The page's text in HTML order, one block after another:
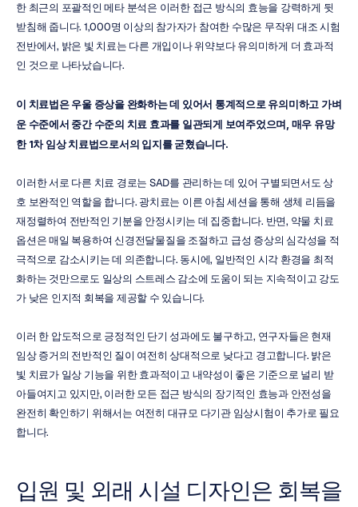
한 최근의 포괄적인 메타 분석은 이러한 접근 방식의 효능을 강력하게 뒷
받침해 줍니다. 1,000명 이상의 참가자가 참여한 수많은 무작위 대조 시험
전반에서, 밝은 빛 치료는 다른 개입이나 위약보다 유의미하게 더 효과적
인 것으로 나타났습니다.
이 치료법은 우울 증상을 완화하는 데 있어서 통계적으로 유의미하고 가벼
운 수준에서 중간 수준의 치료 효과를 일관되게 보여주었으며, 매우 유망
한 1차 임상 치료법으로서의 입지를 굳혔습니다.
이러한 서로 다른 치료 경로는 SAD를 관리하는 데 있어 구별되면서도 상
호 보완적인 역할을 합니다. 광치료는 이른 아침 세션을 통해 생체 리듬을
재정렬하여 전반적인 기분을 안정시키는 데 집중합니다. 반면, 약물 치료
옵션은 매일 복용하여 신경전달물질을 조절하고 급성 증상의 심각성을 적
극적으로 감소시키는 데 의존합니다. 동시에, 일반적인 시각 환경을 최적
화하는 것만으로도 일상의 스트레스 감소에 도움이 되는 지속적이고 강도
가 낮은 인지적 회복을 제공할 수 있습니다.
이러 한 압도적으로 긍정적인 단기 성과에도 불구하고, 연구자들은 현재
임상 증거의 전반적인 질이 여전히 상대적으로 낮다고 경고합니다. 밝은
빛 치료가 일상 기능을 위한 효과적이고 내약성이 좋은 기준으로 널리 받
아들여지고 있지만, 이러한 모든 접근 방식의 장기적인 효능과 안전성을
완전히 확인하기 위해서는 여전히 대규모 다기관 임상시험이 추가로 필요
합니다.
입원 및 외래 시설 디자인은 회복을